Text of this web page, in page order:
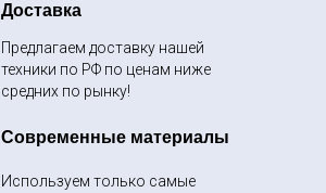
Доставка
Предлагаем доставку нашей
техники по РФ по ценам ниже
средних по рынку!
Современные материалы
Используем только самые